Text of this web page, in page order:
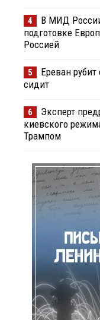
4
В МИД
подготовке
Россией
5
Ереван рубит
сидит
6
Эксперт
киевского
Трампом